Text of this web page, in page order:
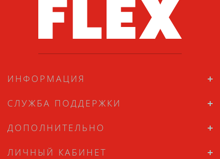
ИНФОРМАЦИЯ
СЛУЖБА ПОДДЕРЖКИ
ДОПОЛНИТЕЛЬНО
ЛИЧНЫЙ КАБИНЕТ